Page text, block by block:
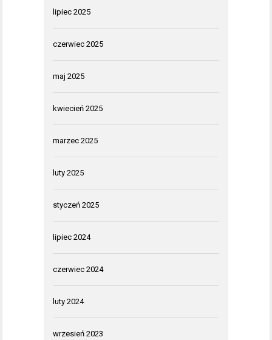
lipiec 2025
czerwiec 2025
maj 2025
kwiecień 2025
marzec 2025
luty 2025
styczeń 2025
lipiec 2024
czerwiec 2024
luty 2024
wrzesień 2023